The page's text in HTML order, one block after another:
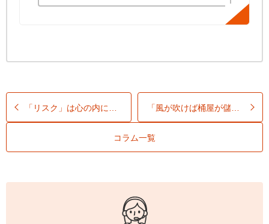
「リスク」は心の内にあり！？
コラム一覧